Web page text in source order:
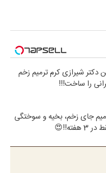
دکتر شیرازی کرم ترمیم زخم
را ساخت!!!
جای زخم، بخیه و سوختگی
3 هفته!!😍